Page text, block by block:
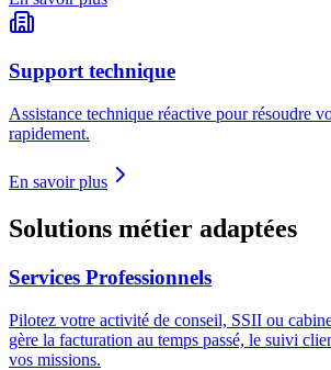
Support technique
Assistance technique réactive pour résoudre
rapidement.
En savoir plus
Solutions métier adaptées
Services Professionnels
Pilotez votre activité de conseil, SSII ou
gère la facturation au temps passé, le suivi
vos missions.